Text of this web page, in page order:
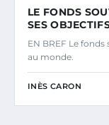
LE FONDS
SES
EN BREF Le
au monde.
INÈS CARON